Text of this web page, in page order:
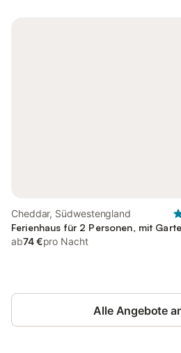
Cheddar, Südwestengland
Ferienhaus für 2 Personen, mit
ab74 €pro Nacht
Alle Angebote